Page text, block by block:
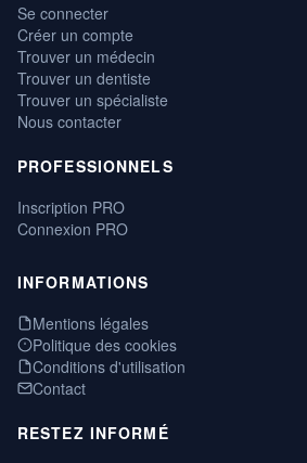
Se connecter
Créer un compte
Trouver un médecin
Trouver un dentiste
Trouver un spécialiste
Nous contacter
PROFESSIONNELS
Inscription PRO
Connexion PRO
INFORMATIONS
Mentions légales
Politique des cookies
Conditions d'utilisation
Contact
RESTEZ INFORMÉ